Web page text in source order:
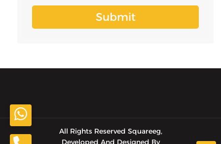
All Rights Reserved Squareeg,
Developed And Designed By